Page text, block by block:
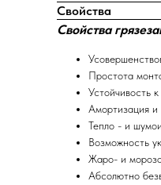
Свойства
Свойства
Простота
Устойчивость
Амортизация и
Тепло - и
Возможность
Жаро- и
Абсолютно